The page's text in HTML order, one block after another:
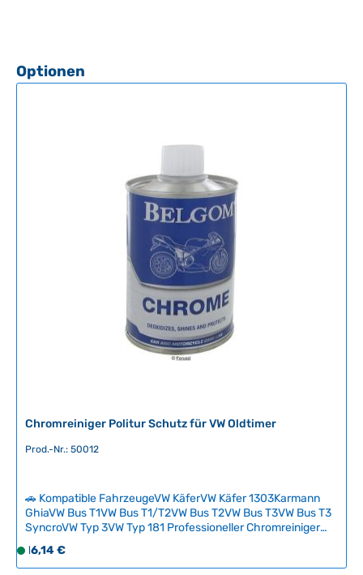
Produktgalerie überspringen
Optionen
Chromreiniger Politur Schutz für VW Oldtimer
Prod.-Nr.: 50012
🚗 Kompatible FahrzeugeVW KäferVW Käfer 1303Karmann
GhiaVW Bus T1VW Bus T1/T2VW Bus T2VW Bus T3VW Bus T3
SyncroVW Typ 3VW Typ 181 Professioneller Chromreiniger
mit integrierter Politur und Schutzfunktion für alle
verchromten Teile Ihres VW-Klassikers. Das Produkt entfernt
Oxidation, Flugrost und Verschmutzungen zuverlässig und
Regulärer Preis:
S
o
16,14 €